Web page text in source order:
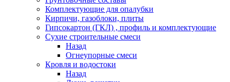
Комплектующие для опалубки
Кирпичи, газоблоки, плиты
Гипсокартон (ГКЛ) , профиль и комплектующие
Сухие строительные смеси
Назад
Огнеупорные смеси
Кровля и водостоки
Назад